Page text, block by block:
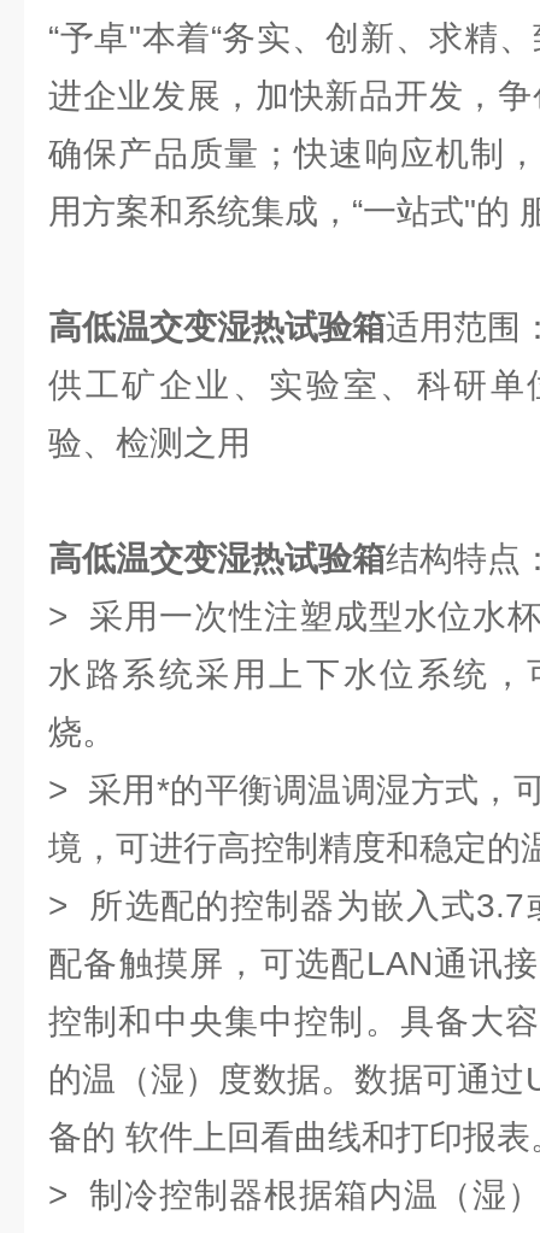
“予卓"本着“务实、创新、求精
进企业发展，加快新品开发，
确保产品质量；快速响应机制
用方案和系统集成，“一站式"的
高低温交变湿热试验箱适用范围
供工矿企业、实验室、科研单
验、检测之用
高低温交变湿热试验箱结构特点
> 采用一次性注塑成型水位水
水路系统采用上下水位系统
烧。
> 采用*的平衡调温调湿方式，
境，可进行高控制精度和稳定的
> 所选配的控制器为嵌入式3.7
配备触摸屏，可选配LAN通讯
控制和中央集中控制。具备大
的温（湿）度数据。数据可通
备的 软件上回看曲线和打印报表
> 制冷控制器根据箱内温（湿